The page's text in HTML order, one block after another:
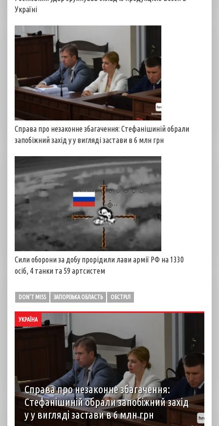
Україні
Справа про незаконне збагачення: Стефанішиній обрали
запобіжний захід у у вигляді застави в 6 млн грн
Сили оборони за добу прорідили лави армії РФ на 1330
осіб, 4 танки та 59 артсистем
DON'T MISS ЗАПОРІЗЬКА ОБЛАСТЬ ОБСТРІЛ
УКРАЇНА
Справа про незаконне збагачення:
Стефанішиній обрали запобіжний захід
у у вигляді застави в 6 млн грн